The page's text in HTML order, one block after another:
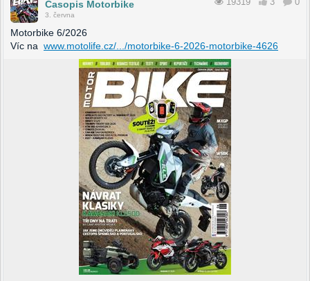
Časopis Motorbike
3. června
Motorbike 6/2026
Víc na www.motolife.cz/.../motorbike-6-2026-motorbike-4626